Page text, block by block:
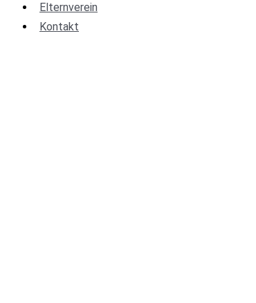
Elternverein
Kontakt